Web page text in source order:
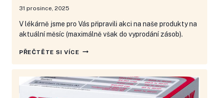
31 prosince, 2025
V lékárně jsme pro Vás připravili akci na naše produkty na
aktuální měsíc (maximálně však do vyprodání zásob).
PŘEČTĚTE SI VÍCE AKCE
2026
NEBO